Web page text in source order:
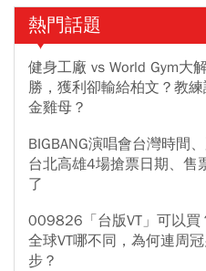
熱門話題
健身工廠 vs World Gym大
勝，獲利卻輸給柏文？教
金雞母？
BIGBANG演唱會台灣時間
台北高雄4場搶票日期、
了
009826「台版VT」可以
全球VT哪不同，為何連周
步？